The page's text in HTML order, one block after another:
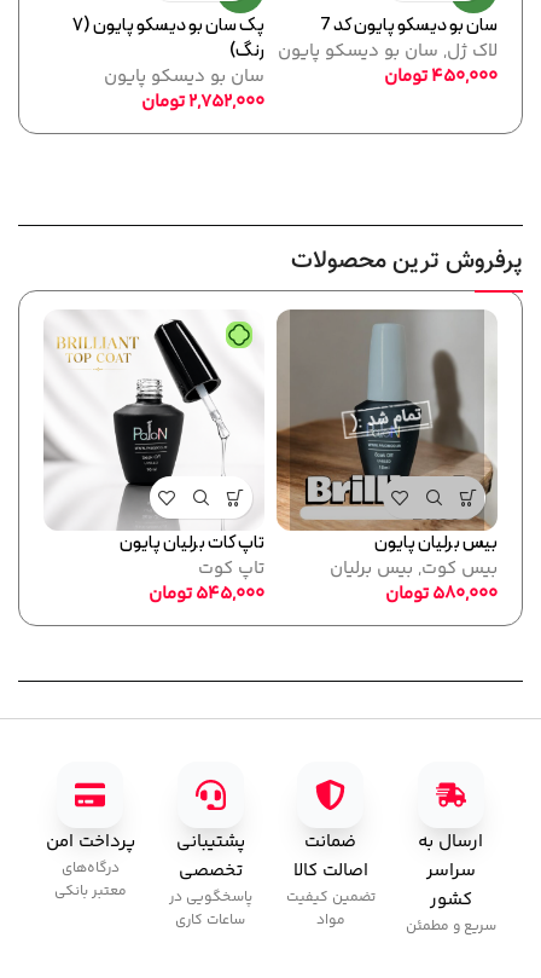
سان بو دیسکو پایون کد 7
لاک ژل, سان بو دیسکو پایون
450,000تومان
پک سان بو دیسکو پایون (۷
رنگ)
سان بو دیسکو پایون
2,752,000تومان
پرفروش ترین محصولات
بیس برلیان پایون
بیس کوت, بیس برلیان
580,000تومان
تاپ کات برلیان پایون
تاپ کوت
545,000تومان
ارسال به
سراسر
کشور
سریع و مطمئن
ضمانت
اصالت کالا
تضمین کیفیت
مواد
پشتیبانی
تخصصی
پاسخگویی در
ساعات کاری
پرداخت امن
درگاه‌های
معتبر بانکی